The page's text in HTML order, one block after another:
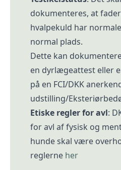
dokumenteres, at
hvalpekuld har
normal plads.
Dette kan
en dyrlægeattest eller
på en FCI/DKK
udstilling/
Etiske regler for avl:
for avl af fysisk og
hunde skal være
reglerne her